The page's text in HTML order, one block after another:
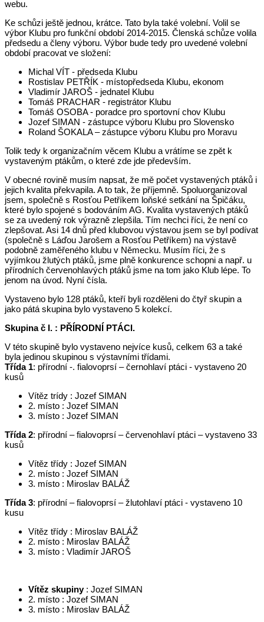
webu.
Ke schůzi ještě jednou, krátce. Tato byla také volební. Volil se
výbor Klubu pro funkční období 2014-2015. Členská schůze volila
předsedu a členy výboru. Výbor bude tedy pro uvedené volební
období pracovat ve složení:
Michal VÍT - předseda Klubu
Rostislav PETŘÍK - místopředseda Klubu, ekonom
Vladimír JAROŠ - jednatel Klubu
Tomáš PRACHAR - registrátor Klubu
Tomáš OSOBA - poradce pro sportovní chov Klubu
Jozef SIMAN - zástupce výboru Klubu pro Slovensko
Roland ŠOKALA – zástupce výboru Klubu pro Moravu
Tolik tedy k organizačním věcem Klubu a vrátíme se zpět k
vystaveným ptákům, o které zde jde především.
V obecné rovině musím napsat, že mě počet vystavených ptáků i
jejich kvalita překvapila. A to tak, že příjemně. Spoluorganizoval
jsem, společně s Rosťou Petříkem loňské setkání na Špičáku,
které bylo spojené s bodováním AG. Kvalita vystavených ptáků
se za uvedený rok výrazně zlepšila. Tím nechci říci, že není co
zlepšovat. Asi 14 dnů před klubovou výstavou jsem se byl podívat
(společně s Láďou Jarošem a Rosťou Petříkem) na výstavě
podobně zaměřeného klubu v Německu. Musím říci, že s
vyjímkou žlutých ptáků, jsme plně konkurence schopni a např. u
přírodních červenohlavých ptáků jsme na tom jako Klub lépe. To
jenom na úvod. Nyní čísla.
Vystaveno bylo 128 ptáků, kteří byli rozděleni do čtyř skupin a
jako pátá skupina bylo vystaveno 5 kolekcí.
Skupina č I. : PŘÍRODNÍ PTÁCI.
V této skupině bylo vystaveno nejvíce kusů, celkem 63 a také
byla jedinou skupinou s výstavními třídami.
Třída 1: přírodní -. fialovoprsí – černohlaví ptáci - vystaveno 20
kusů
Vítěz trídy : Jozef SIMAN
2. místo : Jozef SIMAN
3. místo : Jozef SIMAN
Třída 2: přírodní – fialovoprsí – červenohlaví ptáci – vystaveno 33
kusů
Vítěz třídy : Jozef SIMAN
2. místo : Jozef SIMAN
3. místo : Miroslav BALÁŽ
Třída 3: přírodní – fialovoprsí – žlutohlaví ptáci - vystaveno 10
kusu
Vítěz třídy : Miroslav BALÁŽ
2. místo : Miroslav BALÁŽ
3. místo : Vladimír JAROŠ
Vítěz skupiny: Jozef SIMAN
2. místo : Jozef SIMAN
3. místo : Miroslav BALÁŽ